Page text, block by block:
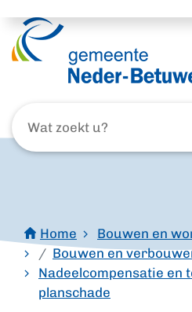
zoekt
u?
Home
Bouwen en
Bouwen en
Nadeelcompensatie en
planschade